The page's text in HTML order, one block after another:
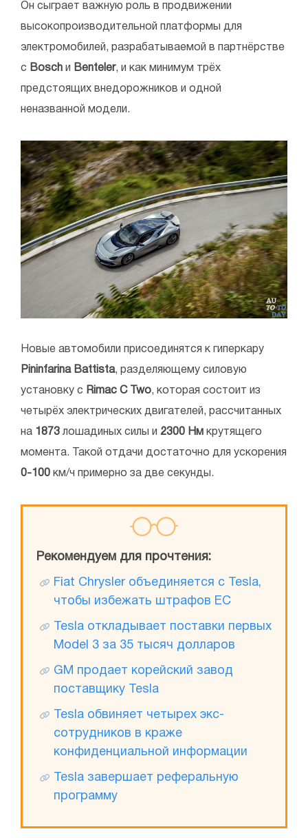
Он сыграет важную роль в продвижении
высокопроизводительной платформы для
электромобилей, разрабатываемой в партнёрстве
с Bosch и Benteler, и как минимум трёх
предстоящих внедорожников и одной
неназванной модели.
Новые автомобили присоединятся к гиперкару
Pininfarina Battista, разделяющему силовую
установку с Rimac C Two, которая состоит из
четырёх электрических двигателей, рассчитанных
на 1873 лошадиных силы и 2300 Нм крутящего
момента. Такой отдачи достаточно для ускорения
0-100 км/ч примерно за две секунды.
Рекомендуем для прочтения:
Fiat Chrysler объединяется с Tesla,
чтобы избежать штрафов ЕС
Tesla откладывает поставки первых
Model 3 за 35 тысяч долларов
GM продает корейский завод
поставщику Tesla
Tesla обвиняет четырех экс-
сотрудников в краже
конфиденциальной информации
Tesla завершает реферальную
программу